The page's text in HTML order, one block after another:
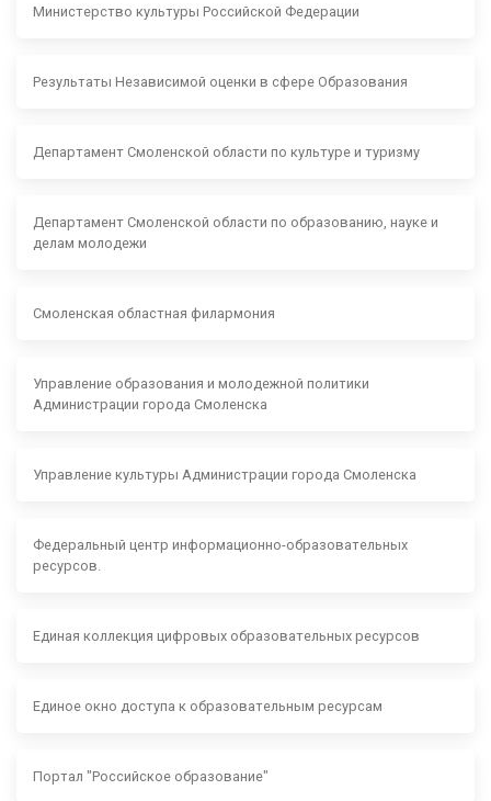
Министерство культуры Российской Федерации
Результаты Независимой оценки в сфере Образования
Департамент Смоленской области по культуре и туризму
Департамент Смоленской области по образованию, науке и
делам молодежи
Смоленская областная филармония
Управление образования и молодежной политики
Администрации города Смоленска
Управление культуры Администрации города Смоленска
Федеральный центр информационно-образовательных
ресурсов.
Единая коллекция цифровых образовательных ресурсов
Единое окно доступа к образовательным ресурсам
Портал "Российское образование"